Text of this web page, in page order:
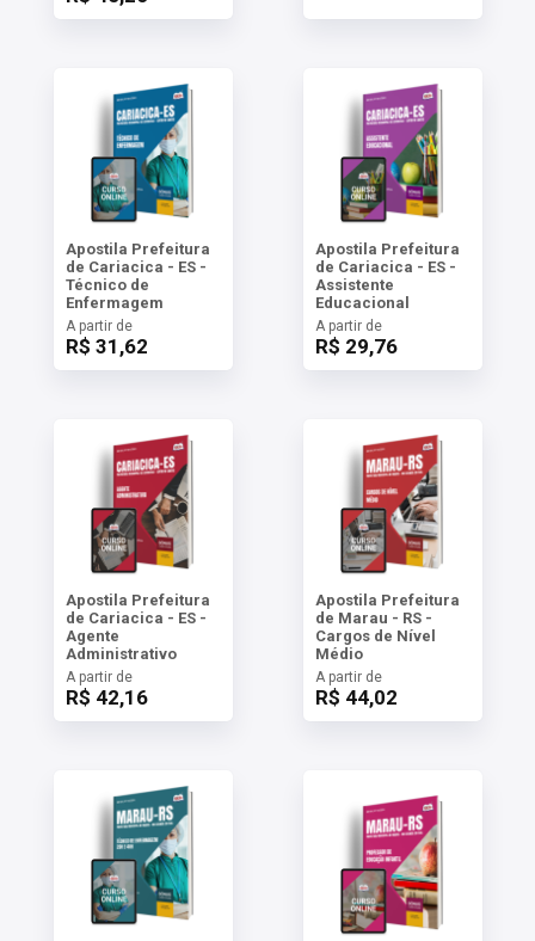
Apostila Prefeitura
de Cariacica - ES -
Técnico de
Enfermagem
A partir de
R$ 31,62
Apostila Prefeitura
de Cariacica - ES -
Assistente
Educacional
A partir de
R$ 29,76
Apostila Prefeitura
de Cariacica - ES -
Agente
Administrativo
A partir de
R$ 42,16
Apostila Prefeitura
de Marau - RS -
Cargos de Nível
Médio
A partir de
R$ 44,02